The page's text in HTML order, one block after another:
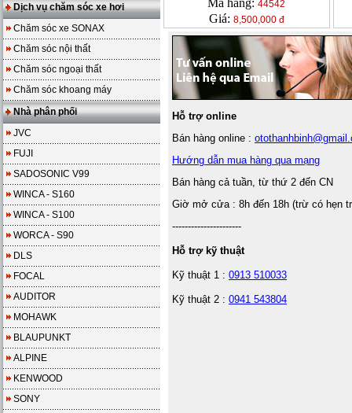
Dịch vụ chăm sóc xe hơi
Chăm sóc xe SONAX
Chăm sóc nội thất
Chăm sóc ngoại thất
Chăm sóc khoang máy
Nhà phân phối
JVC
FUJI
SADOSONIC V99
WINCA - S160
WINCA - S100
WORCA - S90
DLS
FOCAL
AUDITOR
MOHAWK
BLAUPUNKT
ALPINE
KENWOOD
SONY
Mã hàng:44542
Giá: 8,500,000 đ
Hỗ trợ online
Bán hàng online :
Hướng dẫn mua hàng qua mạng
Bán hàng cả tuần, từ thứ 2 đến CN
Giờ mở cửa : 8h đến 18h (trừ có hẹn
----------------------
Hỗ trợ kỹ thuật
Kỹ thuật 1 : 0913 510033
Kỹ thuật 2 : 0941 543804